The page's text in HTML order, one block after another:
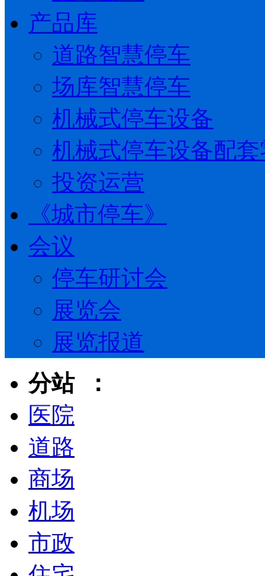
产品库
道路智慧停车
场库智慧停车
机械式停车设备
机械式停车设备配
投资运营
《城市停车》
会议
停车研讨会
展览会
展览报道
分站 ：
医院
道路
商场
机场
市政